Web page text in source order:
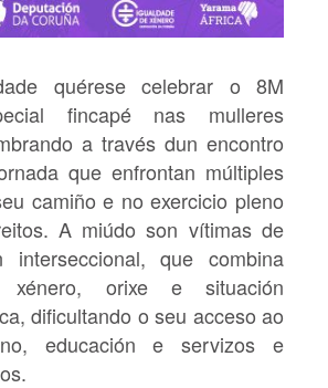
quérese celebrar o 8M
fincapé nas mulleres
a través dun encontro
que enfrontan múltiples
camiño e no exercicio pleno
A miúdo son vítimas de
interseccional, que combina
xénero, orixe e situación
dificultando o seu acceso ao
educación e servizos e